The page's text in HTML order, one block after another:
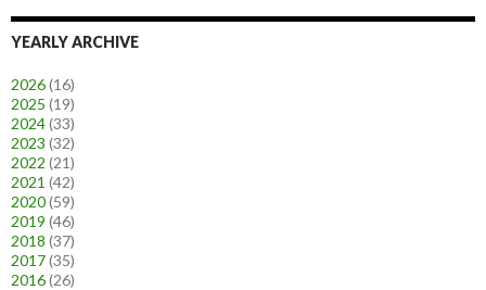
YEARLY ARCHIVE
2026(16)
2025 (19)
2024(33)
2023 (32)
2022 (21)
2021 (42)
2020(59)
2019 (46)
2018 (37)
2017(35)
2016(26)